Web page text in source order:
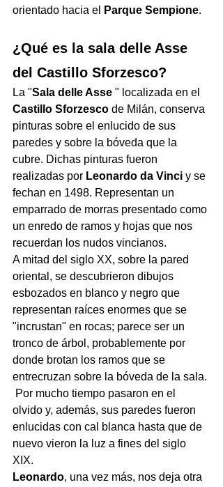
orientado hacia el
Parque Sempione.
¿Qué es la sala delle Asse
del Castillo Sforzesco?
La "Sala delle Asse " localizada en el
Castillo Sforzesco de Milán, conserva
pinturas sobre el enlucido de sus
paredes y sobre la bóveda que la
cubre. Dichas pinturas fueron
realizadas por Leonardo da Vinci y se
fechan en 1498. Representan un
emparrado de morras presentado como
un enredo de ramos y hojas que nos
recuerdan los nudos vincianos.
A mitad del siglo XX, sobre la pared
oriental, se descubrieron dibujos
esbozados en blanco y negro que
representan raíces enormes que se
"incrustan" en rocas; parece ser un
tronco de árbol, probablemente por
donde brotan los ramos que se
entrecruzan sobre la bóveda de la sala.
Por mucho tiempo pasaron en el
olvido y, además, sus paredes fueron
enlucidas con cal blanca hasta que de
nuevo vieron la luz a fines del siglo
XIX.
Leonardo, una vez más, nos deja otra